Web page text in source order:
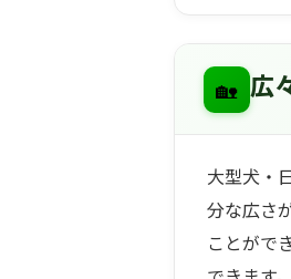
🏡 広
大型犬・
分な広さ
ことがで